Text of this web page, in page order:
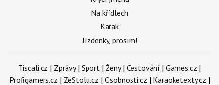
Na křídlech
Karak
Jízdenky, prosím!
Tiscali.cz | Zprávy| Sport | Ženy| Cestování | Games.cz |
Profigamers.cz | ZeStolu.cz | Osobnosti.cz | Karaoketexty.cz |